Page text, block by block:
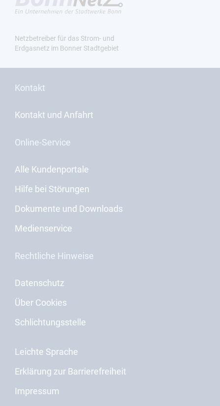
Netzbetreiber für das Strom- und
Erdgasnetz im Bonner Stadtgebiet
Kontakt
Kontakt und Anfahrt
Online-Service
Alle Kundenportale
Hilfe bei Störungen
Dokumente und Downloads
Medienservice
Rechtliche Hinweise
Datenschutz
Über Cookies
Schlichtungsstelle
Leichte Sprache
Erklärung zur Barrierefreiheit
Impressum